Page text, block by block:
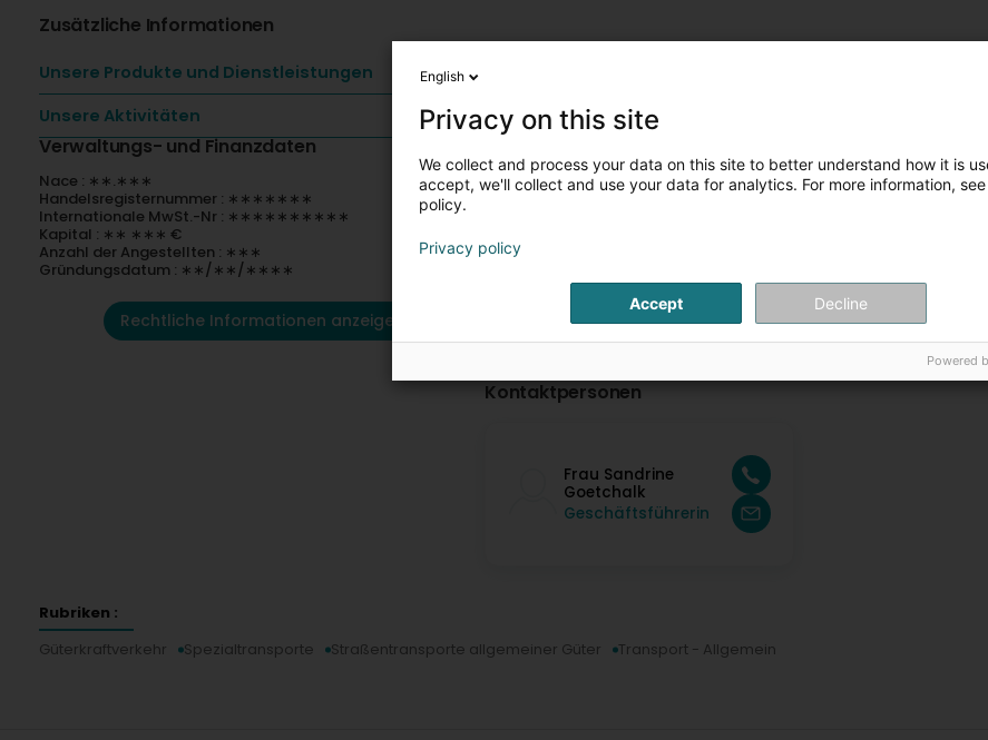
Zusätzliche Informationen
Unsere Produkte und Dienstleistungen
Unsere Aktivitäten
Verwaltungs- und Finanzdaten
Nace : ∗∗.∗∗∗
Handelsregisternummer : ∗∗∗∗∗∗∗
Internationale MwSt.-Nr : ∗∗∗∗∗∗∗∗∗∗
Kapital : ∗∗ ∗∗∗ €
Anzahl der Angestellten : ∗∗∗
Gründungsdatum : ∗∗/∗∗/∗∗∗∗
Rechtliche Informationen anzeigen
Kontaktpersonen
Frau Sandrine
Goetchalk
Geschäftsführerin
Rubriken :
Güterkraftverkehr
Spezialtransporte Straßentransporte allgemeiner Güter Transport - Allgemein
English
Privacy on this site
We collect and process your data on this site to better understand how it is
accept, we'll collect and use your data for analytics. For more information,
policy.
Privacy policy
Accept Decline
Powered